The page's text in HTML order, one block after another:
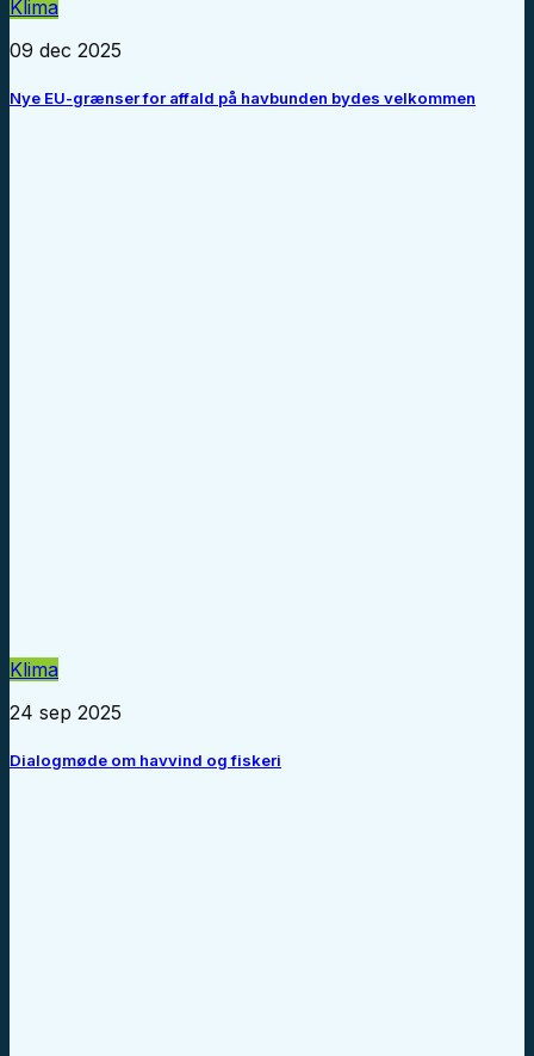
Klima
09 dec 2025
Nye EU-grænser for affald på havbunden bydes velkommen
Klima
24 sep 2025
Dialogmøde om havvind og fiskeri